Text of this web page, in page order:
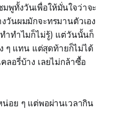
พูทั้งวันเพื่อให้มั่นใจว่าจะ
วันผมมักจะทรมานตัวเอง
ำทำไมก็ไม่รู้) แต่วันนั้นก็
ๆ แทน แต่สุดท้ายก็ไม่ได้
ลอรี่บ้าง เลยไม่กล้าซื้อ
น่อย ๆ แต่พอผ่านเวลากิน